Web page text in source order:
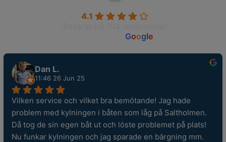
4.1
Google
Dan L.
11:46 26 Jun 25
Vilken service och vilket bra bemötande! Jag hade
problem med kylningen i båten som låg på Saltholmen.
Då tog de sin egen båt ut och löste problemet på plats!
Nu funkar kylningen och jag sparade en bärgning mm.